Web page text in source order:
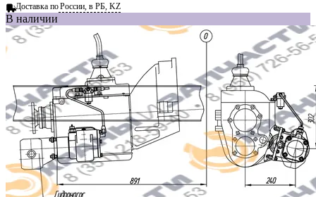
Доставка поРоссии, в РБ, KZ
В наличии